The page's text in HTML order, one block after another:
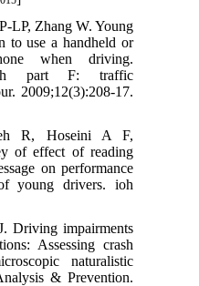
LP, Zhang W. Young
to use a handheld or
when driving.
part F: traffic
2009;12(3):208-17.
R, Hoseini A F,
of effect of reading
on performance
young drivers. ioh
Driving impairments
Assessing crash
naturalistic
& Prevention.